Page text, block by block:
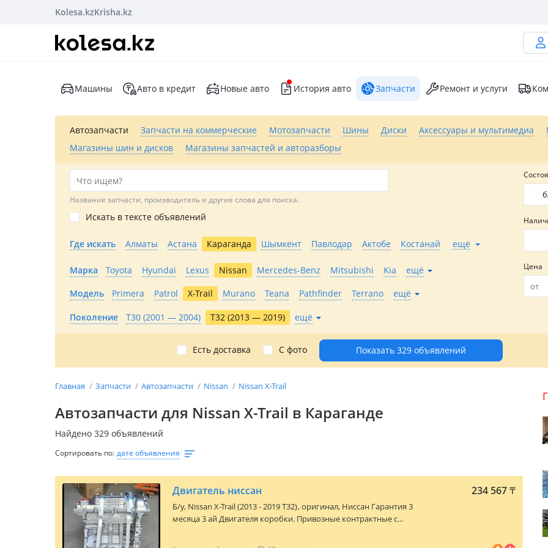
Kolesa.kzKrisha.kz
Машины Авто в кредит Новые авто История авто Запчасти Ремонт и услуги
Автозапчасти Запчасти на коммерческие Мотозапчасти Шины Диски Аксессуары и мультимедиа
Магазины шин и дисков
Магазины запчастей и авторазборы
Название запчасти, производитель и другие слова для поиска.
Искать в тексте объявлений
Где искать Алматы Астана Караганда Шымкент Павлодар Актобе Костанай ещё
Марка Toyota Hyundai Lexus Nissan Mercedes-Benz Mitsubishi Kia ещё
Модель Primera Patrol X-Trail Murano Teana Pathfinder Terrano ещё
Поколение T30 (2001 — 2004) T32 (2013 — 2019) ещё
Цена
Показать 329 объявлений
Есть доставка С фото
Главная Запчасти Автозапчасти Nissan Nissan X-Trail
Автозапчасти для Nissan X-Trail в Караганде
Найдено 329 объявлений
Сортировать по: дате объявления
Двигатель ниссан 234 567₸
Б/y, Nissan X-Trail (2013 - 2019 T32), оригинал, Ниссан Гарантия 3
месяца 3 ай Двигателя коробки. Привозные контрактные с